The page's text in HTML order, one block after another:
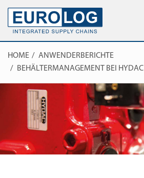
HOME
ANWENDERBERICHTE
BEHÄLTERMANAGEMENT BEI HYDAC